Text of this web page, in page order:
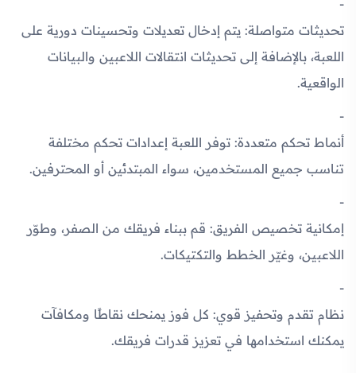
تحديثات متواصلة: يتم إدخال تعديلات وتحسينات دورية على
اللعبة، بالإضافة إلى تحديثات انتقالات اللاعبين والبيانات
الواقعية.
أنماط تحكم متعددة: توفر اللعبة إعدادات تحكم مختلفة
تناسب جميع المستخدمين، سواء المبتدئين أو المحترفين.
إمكانية تخصيص الفريق: قم ببناء فريقك من الصفر، وطوّر
اللاعبين، وغيّر الخطط والتكتيكات.
نظام تقدم وتحفيز قوي: كل فوز يمنحك نقاطًا ومكافآت
يمكنك استخدامها في تعزيز قدرات فريقك.